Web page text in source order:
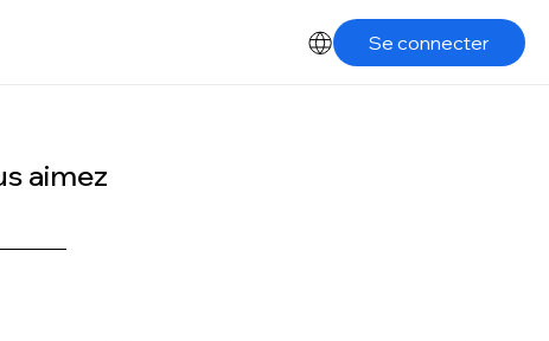
Se connecter
aimez